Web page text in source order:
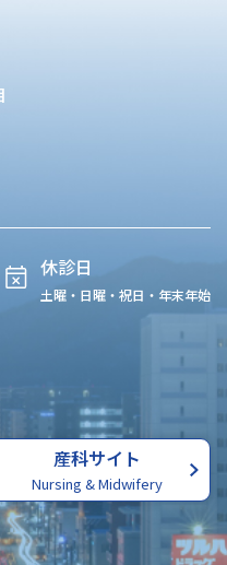
休診日
土曜・日曜・祝日・年末年始
産科サイト
Nursing & Midwifery